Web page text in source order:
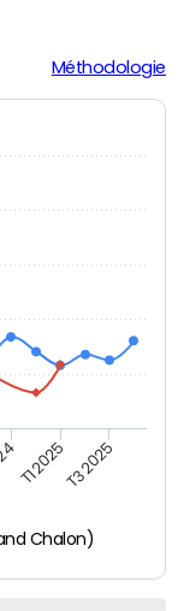
Méthodologie
Chalon)
T1 2025T3 2025